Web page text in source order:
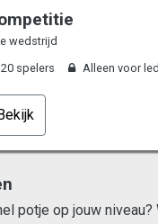
wedstrijd
20 spelers Alleen voor
potje op jouw niveau?